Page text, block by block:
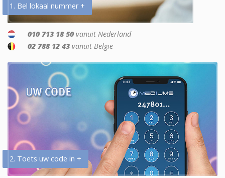
1. Bel lokaal nummer +
010 713 18 50 vanuit Nederland
02 788 12 43 vanuit België
2. Toets uw code in +